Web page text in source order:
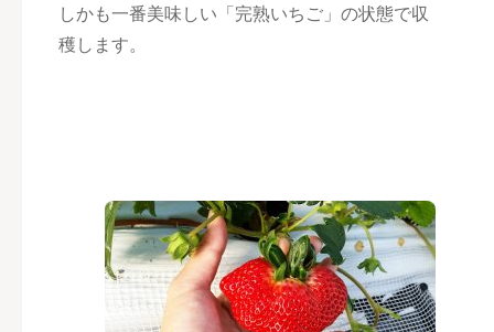
しかも一番美味しい「完熟いちご」の状態で収
穫します。